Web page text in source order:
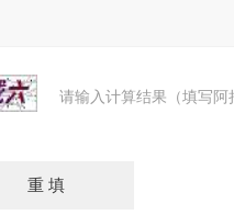
请输入计算结果（填写